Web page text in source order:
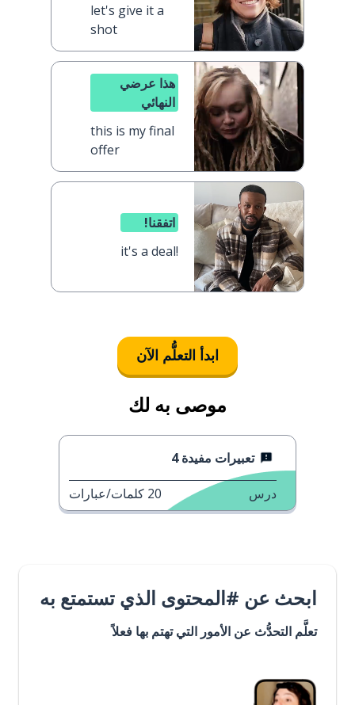
let's give it a
shot
هذا عرضي
النهائي
this is my final
offer
اتفقنا!
it's a deal!
ابدأ التعلُّم الآن
موصى به لك
تعبيرات مفيدة 4
درس 20 كلمات/عبارات
ابحث عن #المحتوى الذي تستمتع به
تعلَّم التحدُّث عن الأمور التي تهتم بها فعلاً